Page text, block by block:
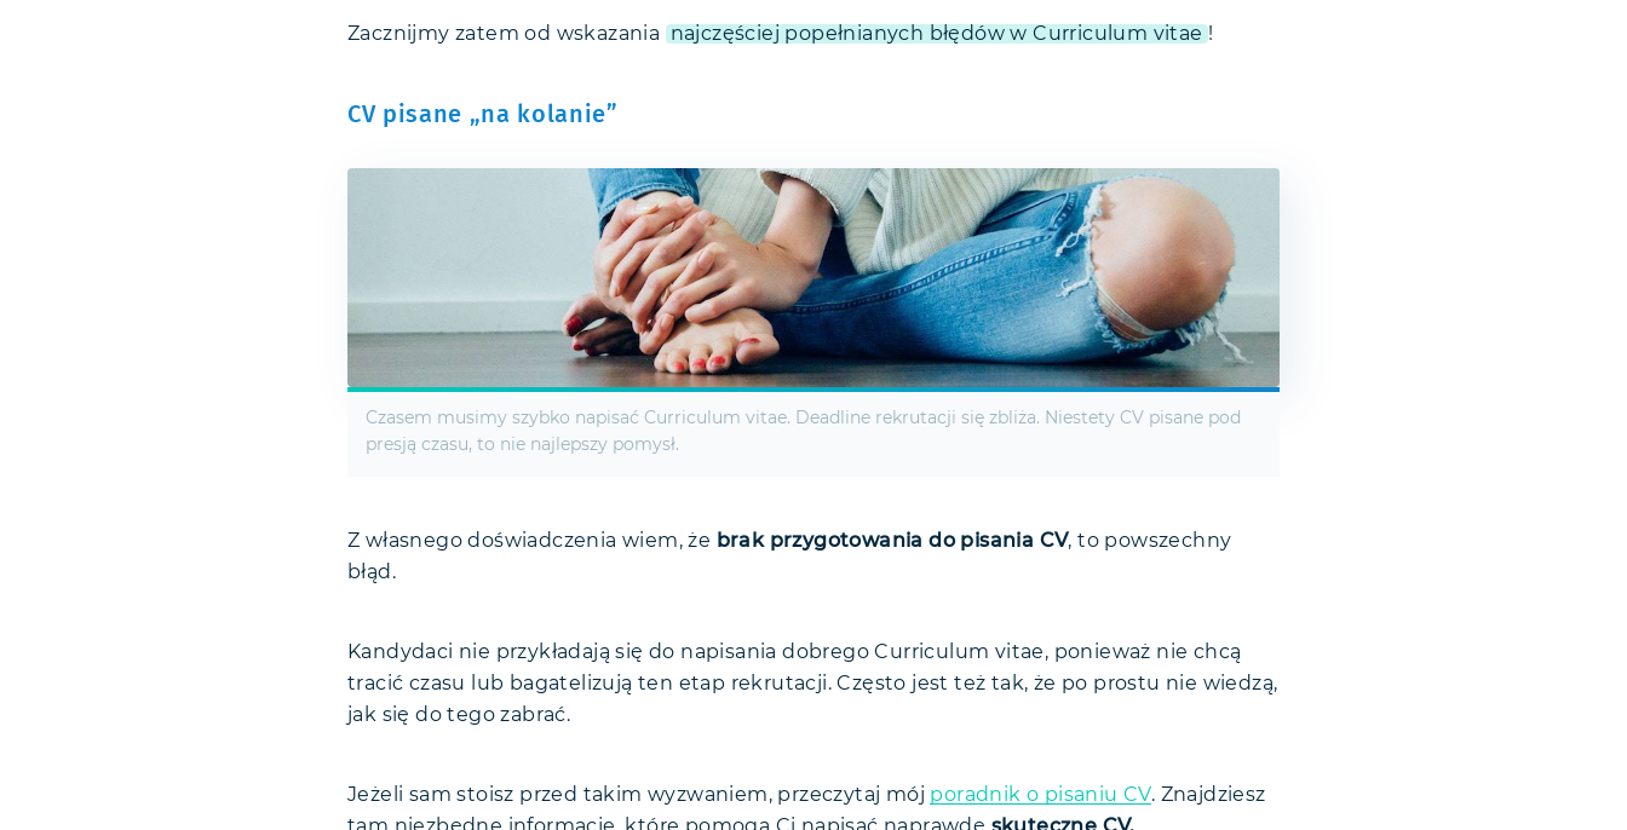
Zacznijmy zatem od wskazania najczęściej popełnianych błędów w Curriculum vitae !
CV pisane „na kolanie”
Czasem musimy szybko napisać Curriculum vitae. Deadline rekrutacji się zbliża. Niestety CV pisane pod
presją czasu, to nie najlepszy pomysł.
Z własnego doświadczenia wiem, że brak przygotowania do pisania CV, to powszechny
błąd.
Kandydaci nie przykładają się do napisania dobrego Curriculum vitae, ponieważ nie chcą
tracić czasu lub bagatelizują ten etap rekrutacji. Często jest też tak, że po prostu nie wiedzą,
jak się do tego zabrać.
Jeżeli sam stoisz przed takim wyzwaniem, przeczytaj mój poradnik o pisaniu CV. Znajdziesz